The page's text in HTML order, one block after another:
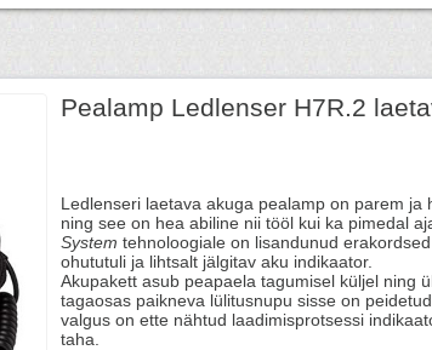
Pealamp Ledlenser H7R.2
Ledlenseri laetava akuga pealamp on parem ja
ning see on hea abiline nii tööl kui ka pimedal
System tehnoloogiale on lisandunud
ohututuli ja lihtsalt jälgitav aku indikaator.
Akupakett asub peapaela tagumisel küljel ning
tagaosas paikneva lülitusnupu sisse on
valgus on ette nähtud laadimisprotsessi
taha.